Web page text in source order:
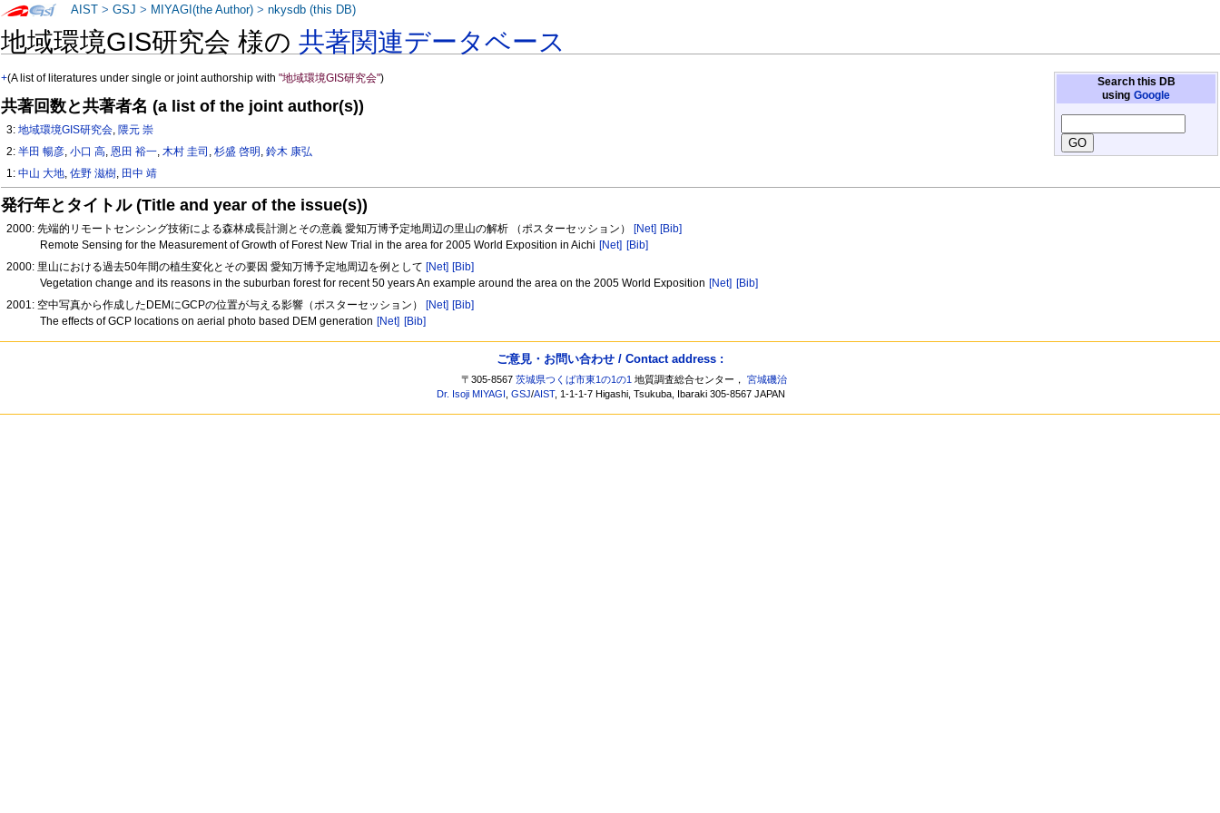
地域環境GIS研究会 様の共著関連データベース
Search this DB
using Google
+(A list of literatures under single or joint authorship with"地域環境GIS研究会")
共著回数と共著者名 (a list of the joint author(s))
3:地域環境GIS研究会, 隈元 崇
2:半田 暢彦,小口 高,恩田 裕一,木村 圭司 ,杉盛 啓明 ,鈴木 康弘
1:中山 大地,佐野 滋樹, 田中 靖
発行年とタイトル (Title and year of the issue(s))
2000: 先端的リモートセンシング技術による森林成長計測とその意義 愛知万博予定地周辺の里山の解析 （ポスターセッション） [Net] [Bib]
Remote Sensing for the Measurement of Growth of Forest New Trial in the area for 2005 World Exposition in Aichi [Net] [Bib]
2000: 里山における過去50年間の植生変化とその要因 愛知万博予定地周辺を例として [Net] [Bib]
Vegetation change and its reasons in the suburban forest for recent 50 years An example around the area on the 2005 World Exposition [Net] [Bib]
2001: 空中写真から作成したDEMにGCPの位置が与える影響（ポスターセッション） [Net] [Bib]
The effects of GCP locations on aerial photo based DEM generation [Net] [Bib]
AIST >GSJ > MIYAGI(the Author) >nkysdb (this DB)
ご意見・お問い合わせ / Contact address :
〒305-8567茨城県つくば市東1の1の1 地質調査総合センター，宮城磯治
Dr. Isoji MIYAGI
,GSJ/AIST, 1-1-1-7 Higashi, Tsukuba, Ibaraki 305-8567 JAPAN